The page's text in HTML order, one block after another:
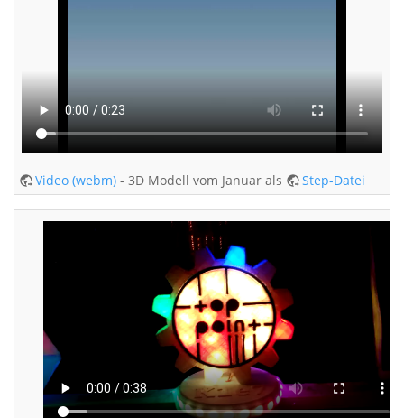
Video (webm) - 3D Modell vom Januar als Step-Datei